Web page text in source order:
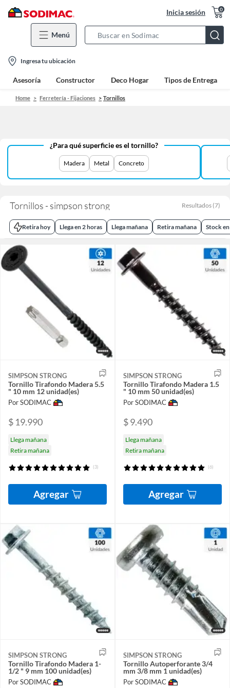
Inicia sesión 0
Menú
Bar
location-
icon
Ingresa tu ubicación
Asesoría Constructor Deco Hogar Tipos de Entrega
Home Ferretería - Fijaciones Tornillos
¿Para qué superficie es el tornillo?
Madera Metal Concreto
Tornillos - simpson strong Resultados (7)
Retira hoy Llega en 2 horas Llega mañana Retira mañana Stock
SIMPSON STRONG
Tornillo Tirafondo Madera 5.5
" 10 mm 12 unidad(es)
Por SODIMAC
$ 19.990
Llega mañana
Retira mañana
(3)
Agregar
SIMPSON STRONG
Tornillo Tirafondo Madera 1.5
" 10 mm 50 unidad(es)
Por SODIMAC
$ 9.490
Llega mañana
Retira mañana
(6)
Agregar
SIMPSON STRONG
Tornillo Tirafondo Madera 1-
1/2 " 9 mm 100 unidad(es)
Por SODIMAC
SIMPSON STRONG
Tornillo Autoperforante 3/4
mm 3/8 mm 1 unidad(es)
Por SODIMAC